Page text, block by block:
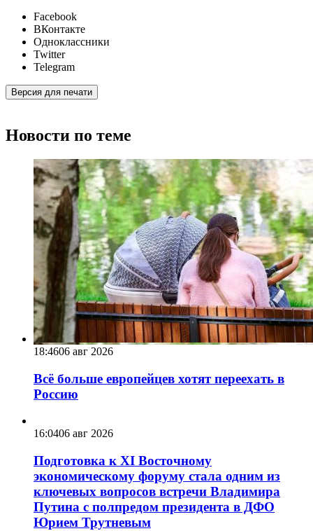
Facebook
ВКонтакте
Одноклассники
Twitter
Telegram
Версия для печати
Новости по теме
18:4606 авг 2026
Всё больше европейцев хотят переехать в
Россию
16:0406 авг 2026
Подготовка к XI Восточному
экономическому форуму стала одним из
ключевых вопросов встречи Владимира
Путина с полпредом президента в ДФО
Юрием Трутневым